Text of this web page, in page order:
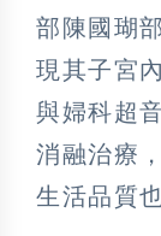
部陳國瑚
現其子宮
與婦科超
消融治療
生活品質